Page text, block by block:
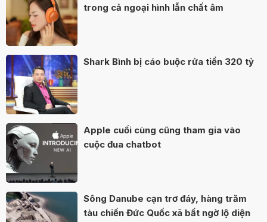
trong cả ngoại hình lẫn chất âm
Shark Bình bị cáo buộc rửa tiền 320 tỷ
Apple cuối cùng cũng tham gia vào
cuộc đua chatbot
Sông Danube cạn trơ đáy, hàng trăm
tàu chiến Đức Quốc xã bất ngờ lộ diện